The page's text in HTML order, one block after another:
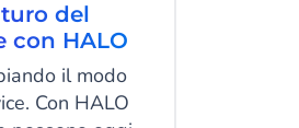
del
con HALO
il modo
Con HALO